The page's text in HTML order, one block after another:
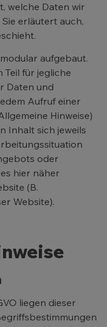
welche Daten wir
erläutert auch,
aufgebaut.
Teil für jegliche
Daten und
Aufruf einer
Hinweise)
Inhalt sich jeweils
oder
hier näher
(B.
Website).
liegen dieser